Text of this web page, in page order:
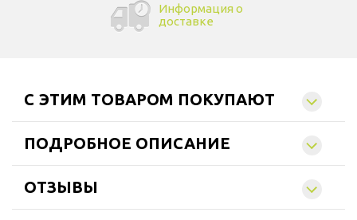
Информация о
доставке
C ЭТИМ ТОВАРОМ ПОКУПАЮТ
ПОДРОБНОЕ ОПИСАНИЕ
ОТЗЫВЫ